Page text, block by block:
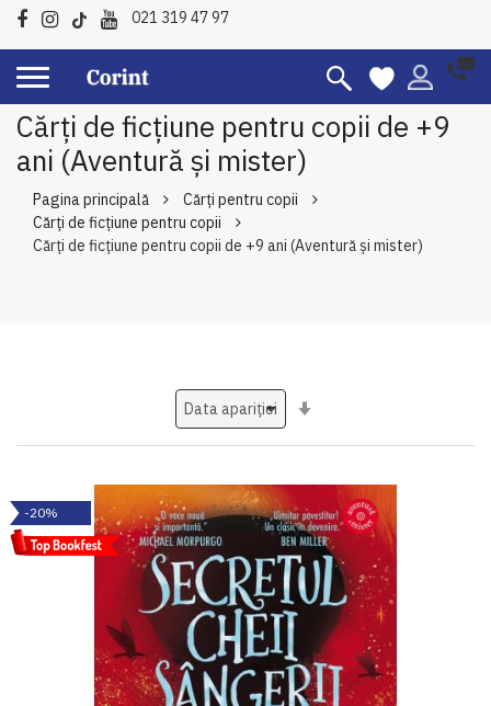
021 319 47 97
Cărți de ficțiune pentru copii de +9
ani (Aventură și mister)
Pagina principală
Cărți pentru copii
Cărți de ficțiune pentru copii
Cărți de ficțiune pentru copii de +9 ani (Aventură și mister)
-20%